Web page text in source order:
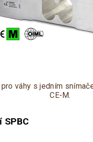
váhy s jedním
CE-M.